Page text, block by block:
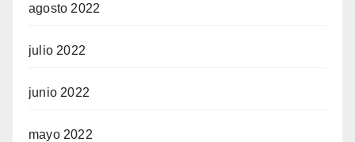
agosto 2022
julio 2022
junio 2022
mayo 2022